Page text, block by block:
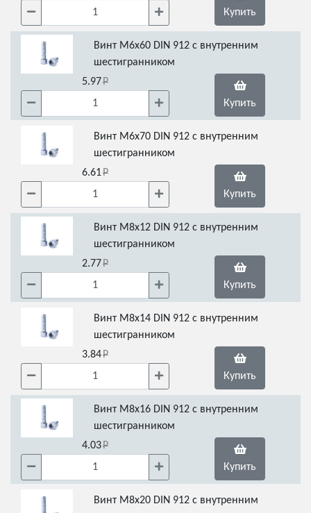
Купить
Винт М6х60 DIN 912 с внутренним
шестигранником
5.97
Купить
Винт M6х70 DIN 912 с внутренним
шестигранником
6.61
Купить
Винт М8х12 DIN 912 с внутренним
шестигранником
2.77
Купить
Винт М8х14 DIN 912 с внутренним
шестигранником
3.84
Купить
Винт М8х16 DIN 912 с внутренним
шестигранником
4.03
Купить
Винт М8х20 DIN 912 с внутренним